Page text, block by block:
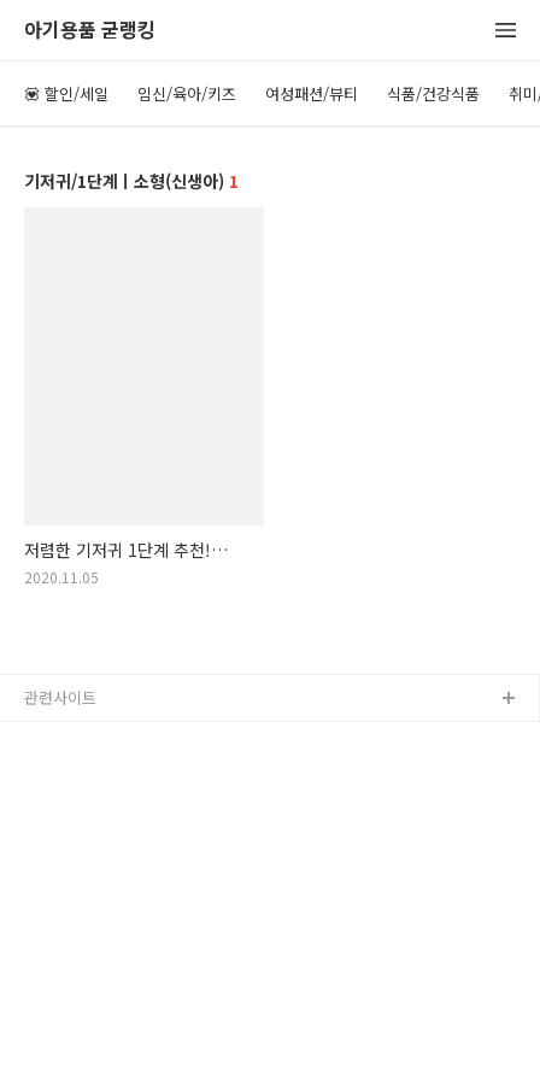
아기용품 굳랭킹
💟 할인/세일 임신/육아/키즈 여성패션/뷰티 식품/건강식품 취
기저귀/1단계ㅣ소형(신생아) 1
저렴한 기저귀 1단계 추천!
가성비 가격 착한 1단계 기저귀
2020.11.05
관련사이트